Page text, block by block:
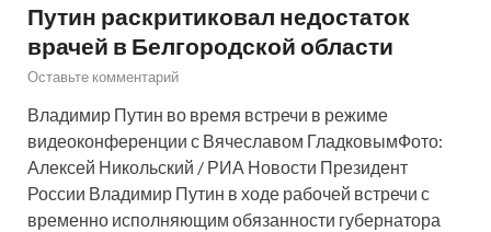
Путин раскритиковал недостаток
врачей в Белгородской области
Оставьте комментарий
Владимир Путин во время встречи в режиме
видеоконференции с Вячеславом ГладковымФото:
Алексей Никольский / РИА Новости Президент
России Владимир Путин в ходе рабочей встречи с
временно исполняющим обязанности губернатора